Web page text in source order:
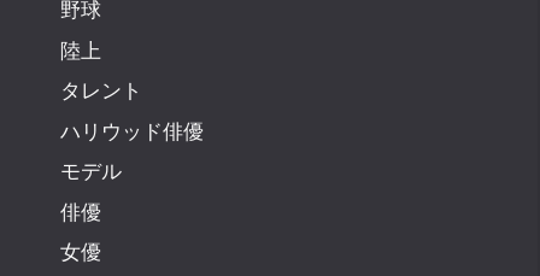
野球
陸上
タレント
ハリウッド俳優
モデル
俳優
女優